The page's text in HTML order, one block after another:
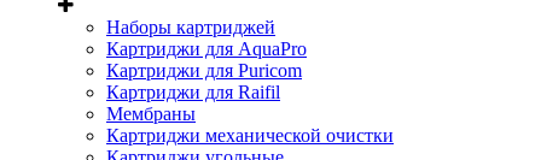
Наборы картриджей
Картриджи для AquaPro
Картриджи для Puricom
Картриджи для Raifil
Мембраны
Картриджи механической очистки